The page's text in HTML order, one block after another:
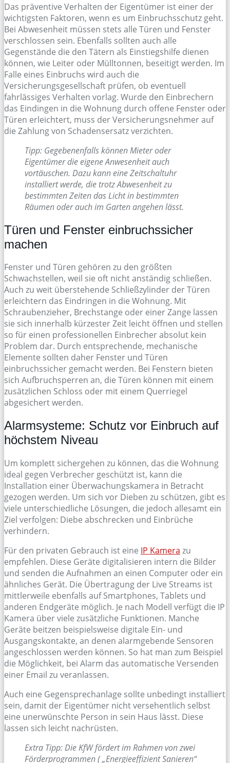
Das präventive Verhalten der Eigentümer ist einer der
wichtigsten Faktoren, wenn es um Einbruchsschutz geht.
Bei Abwesenheit müssen stets alle Türen und Fenster
verschlossen sein. Ebenfalls sollten auch alle
Gegenstände die den Tätern als Einstiegshilfe dienen
können, wie Leiter oder Mülltonnen, beseitigt werden. Im
Falle eines Einbruchs wird auch die
Versicherungsgesellschaft prüfen, ob eventuell
fahrlässiges Verhalten vorlag. Wurde den Einbrechern
das Eindingen in die Wohnung durch offene Fenster oder
Türen erleichtert, muss der Versicherungsnehmer auf
die Zahlung von Schadensersatz verzichten.
Tipp: Gegebenenfalls können Mieter oder
Eigentümer die eigene Anwesenheit auch
vortäuschen. Dazu kann eine Zeitschaltuhr
installiert werde, die trotz Abwesenheit zu
bestimmten Zeiten das Licht in bestimmten
Räumen oder auch im Garten angehen lässt.
Türen und Fenster einbruchssicher
machen
Fenster und Türen gehören zu den größten
Schwachstellen, weil sie oft nicht anständig schließen.
Auch zu weit überstehende Schließzylinder der Türen
erleichtern das Eindringen in die Wohnung. Mit
Schraubenzieher, Brechstange oder einer Zange lassen
sie sich innerhalb kürzester Zeit leicht öffnen und stellen
so für einen professionellen Einbrecher absolut kein
Problem dar. Durch entsprechende, mechanische
Elemente sollten daher Fenster und Türen
einbruchssicher gemacht werden. Bei Fenstern bieten
sich Aufbruchsperren an, die Türen können mit einem
zusätzlichen Schloss oder mit einem Querriegel
abgesichert werden.
Alarmsysteme: Schutz vor Einbruch auf
höchstem Niveau
Um komplett sichergehen zu können, das die Wohnung
ideal gegen Verbrecher geschützt ist, kann die
Installation einer Überwachungskamera in Betracht
gezogen werden. Um sich vor Dieben zu schützen, gibt es
viele unterschiedliche Lösungen, die jedoch allesamt ein
Ziel verfolgen: Diebe abschrecken und Einbrüche
verhindern.
Für den privaten Gebrauch ist eine IP Kamera zu
empfehlen. Diese Geräte digitalisieren intern die Bilder
und senden die Aufnahmen an einen Computer oder ein
ähnliches Gerät. Die Übertragung der Live Streams ist
mittlerweile ebenfalls auf Smartphones, Tablets und
anderen Endgeräte möglich. Je nach Modell verfügt die IP
Kamera über viele zusätzliche Funktionen. Manche
Geräte beitzen beispielsweise digitale Ein- und
Ausgangskontakte, an denen alarmgebende Sensoren
angeschlossen werden können. So hat man zum Beispiel
die Möglichkeit, bei Alarm das automatische Versenden
einer Email zu veranlassen.
Auch eine Gegensprechanlage sollte unbedingt installiert
sein, damit der Eigentümer nicht versehentlich selbst
eine unerwünschte Person in sein Haus lässt. Diese
lassen sich leicht nachrüsten.
Extra Tipp: Die KfW fördert im Rahmen von zwei
Förderprogrammen ( „Energieeffizient Sanieren“